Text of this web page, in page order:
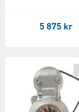
5 875 kr